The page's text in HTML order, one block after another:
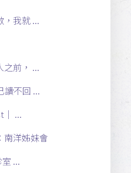
，我就 ...
之前， ...
讀不回 ...
｜ ...
南洋姊妹會
...